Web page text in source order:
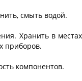
смыть водой.
Хранить в
приборов.
компонентов.